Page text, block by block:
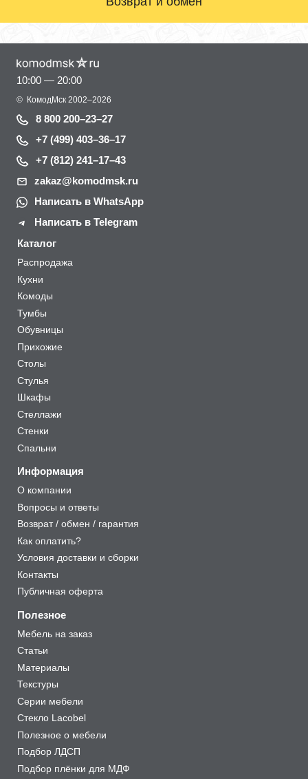
10:00 — 20:00
© КомодМск 2002–2026
8 800 200–23–27
+7 (499) 403–36–17
+7 (812) 241–17–43
zakaz@komodmsk.ru
Написать в WhatsApp
Написать в Telegram
Каталог
Распродажа
Кухни
Комоды
Тумбы
Обувницы
Прихожие
Столы
Стулья
Шкафы
Стеллажи
Стенки
Спальни
Информация
О компании
Вопросы и ответы
Возврат / обмен / гарантия
Как оплатить?
Условия доставки и сборки
Контакты
Публичная оферта
Полезное
Мебель на заказ
Статьи
Материалы
Текстуры
Серии мебели
Стекло Lacobel
Полезное о мебели
Подбор ЛДСП
Подбор плёнки для МДФ